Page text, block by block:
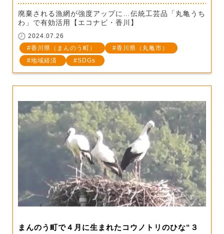
廃棄される漁網が強度アップに…伝統工芸品「丸亀うち
わ」で有効活用【エコナビ・香川】
2024.07.26
香川県（まんのう町）
香川県（丸亀市）
地域経済
SDGs
まんのう町で４月に生まれたコウノトリのひな“３